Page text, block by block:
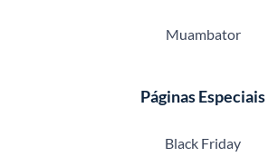
Muambator
Páginas Especiais
Black Friday